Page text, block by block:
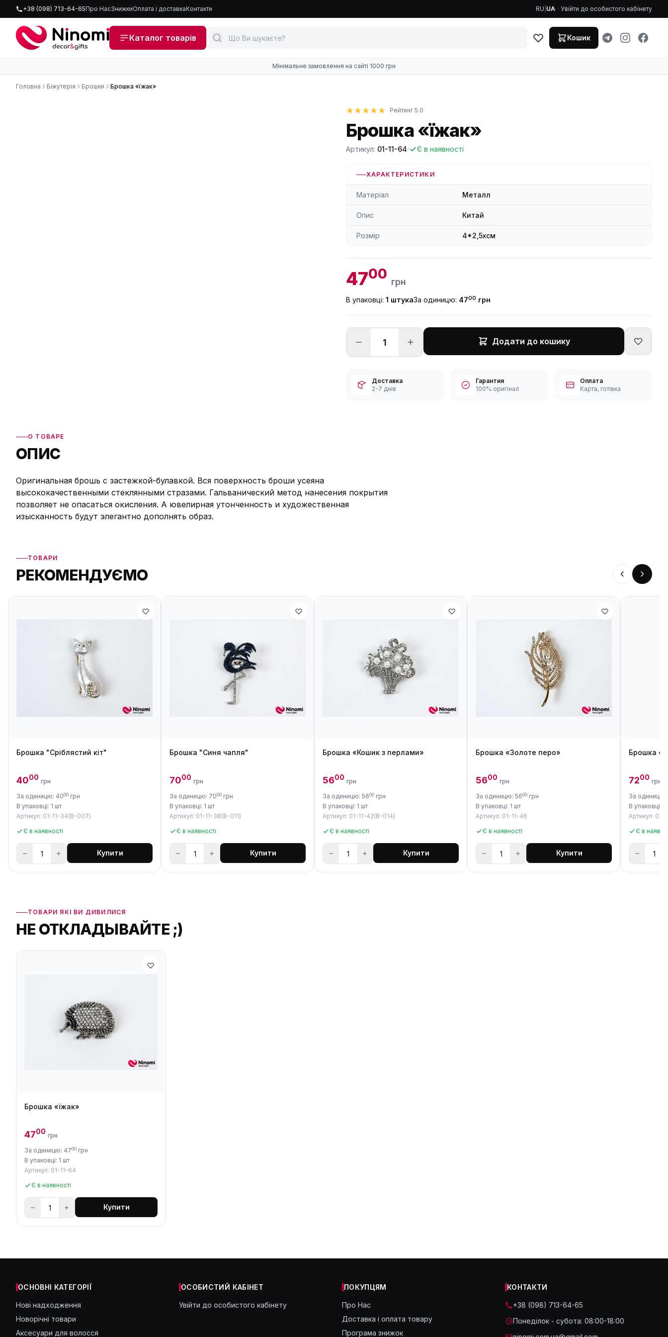
+38 (098) 713-64-65Про НасЗнижкиОплата і доставкаКонтакти RU UA · Увійти до особистого кабінету
Каталог товарів Кошик
Мінімальне замовлення на сайті 1000 грн
Головна Біжутерія Брошки Брошка «їжак»
Рейтинг 5.0
Брошка «їжак»
Артикул: 01-11-64 Є в наявності
ХАРАКТЕРИСТИКИ
Матеріал Металл
Опис Китай
Розмір 4*2,5xсм
4700 грн
В упаковці: 1 штукаЗа одиницю: 4700 грн
Додати до кошику
Доставка
2-7 днів
Гарантия
100% оригінал
Оплата
Карта, готівка
О ТОВАРЕ
ОПИС
Оригинальная брошь с застежкой-булавкой. Вся поверхность броши усеяна
высококачественными стеклянными стразами. Гальванический метод нанесения покрытия
позволяет не опасаться окисления. А ювелирная утонченность и художественная
изысканность будут элегантно дополнять образ.
ТОВАРИ
РЕКОМЕНДУЄМО
Брошка "Сріблястий кіт"
4000 грн
За одиницю: 4000 грн
В упаковці: 1 шт
Артикул: 01-11-34(B-007)
Є в наявності
Купити
Брошка "Синя чапля"
7000 грн
За одиницю: 7000 грн
В упаковці: 1 шт
Артикул: 01-11-38(B-011)
Є в наявності
Купити
Брошка «Кошик з перлами»
5600 грн
За одиницю: 5600 грн
В упаковці: 1 шт
Артикул: 01-11-42(B-014)
Є в наявності
Купити
Брошка «Золоте перо»
5600 грн
За одиницю: 5600 грн
В упаковці: 1 шт
Артикул: 01-11-46
Є в наявності
Купити
Брошка
7200 грн
За одиницю:
В упаковці: 1
Артикул: 01-
Є в
ТОВАРИ ЯКІ ВИ ДИВИЛИСЯ
НЕ ОТКЛАДЫВАЙТЕ ;)
Брошка «їжак»
4700 грн
За одиницю: 4700 грн
В упаковці: 1 шт
Артикул: 01-11-64
Є в наявності
Купити
ОСНОВНІ КАТЕГОРІЇ
Нові надходження
Новорічні товари
Аксесуари для волосся
ОСОБИСТИЙ КАБІНЕТ
Увійти до особистого кабінету
ПОКУПЦЯМ
Про Нас
Доставка і оплата товару
Програма знижок
КОНТАКТИ
+38 (098) 713-64-65
Понеділок - субота: 08:00-18:00